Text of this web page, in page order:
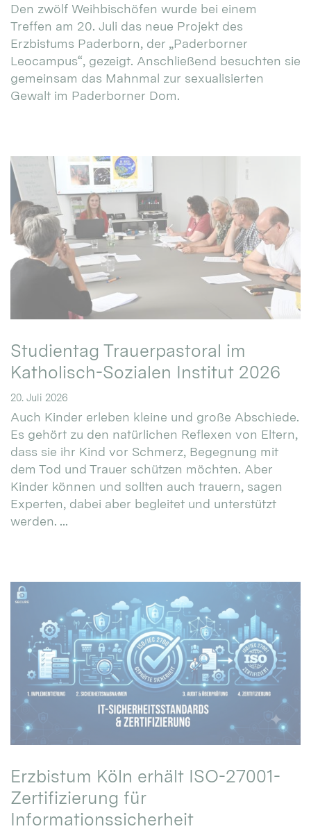
Den zwölf Weihbischöfen wurde bei einem
Treffen am 20. Juli das neue Projekt des
Erzbistums Paderborn, der „Paderborner
Leocampus“, gezeigt. Anschließend besuchten sie
gemeinsam das Mahnmal zur sexualisierten
Gewalt im Paderborner Dom.
Studientag Trauerpastoral im
Katholisch-Sozialen Institut 2026
20. Juli 2026
Auch Kinder erleben kleine und große Abschiede.
Es gehört zu den natürlichen Reflexen von Eltern,
dass sie ihr Kind vor Schmerz, Begegnung mit
dem Tod und Trauer schützen möchten. Aber
Kinder können und sollten auch trauern, sagen
Experten, dabei aber begleitet und unterstützt
werden. ...
Erzbistum Köln erhält ISO-27001-
Zertifizierung für
Informationssicherheit